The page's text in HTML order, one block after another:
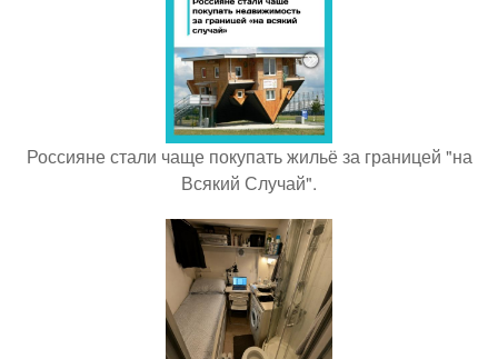
Россияне стали чаще покупать жильё за границей "на
Всякий Случай".